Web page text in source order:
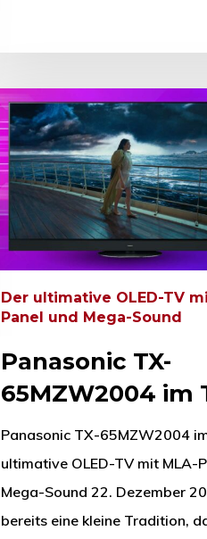
Der ultimative OLED-TV
Panel und Mega-Sound
Panasonic TX-
65MZW2004 im
Panasonic TX-65MZW2004
ultimative OLED-TV mit MLA-
Mega-Sound 22. Dezember
bereits eine kleine Tradition,